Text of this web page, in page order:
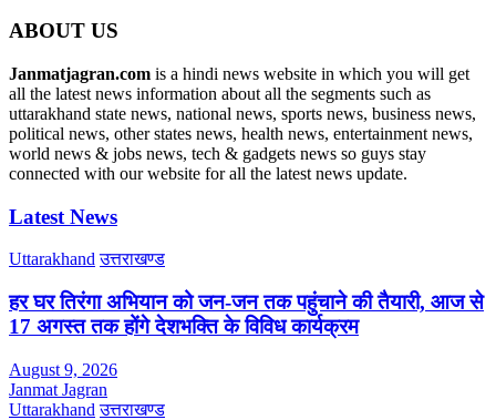
ABOUT US
Janmatjagran.com is a hindi news website in which you will get
all the latest news information about all the segments such as
uttarakhand state news, national news, sports news, business news,
political news, other states news, health news, entertainment news,
world news & jobs news, tech & gadgets news so guys stay
connected with our website for all the latest news update.
Latest News
Uttarakhand उत्तराखण्ड
हर घर तिरंगा अभियान को जन-जन तक पहुंचाने की तैयारी, आज से
17 अगस्त तक होंगे देशभक्ति के विविध कार्यक्रम
August 9, 2026
Janmat Jagran
Uttarakhand उत्तराखण्ड